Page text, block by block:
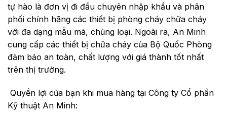
tự hào là đơn vị đi đầu chuyên nhập khẩu và phân
phối chính hãng các thiết bị phòng cháy chữa cháy
với đa dạng mẫu mã, chủng loại. Ngoài ra, An Minh
cung cấp các thiết bị chữa cháy của Bộ Quốc Phòng
đảm bảo an toàn, chất lượng với giá thành tốt nhất
trên thị trường.
Quyền lợi của bạn khi mua hàng tại Công ty Cổ phần
Kỹ thuật An Minh: